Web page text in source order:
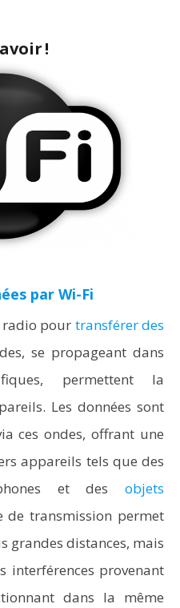
!
par Wi-Fi
radio pour transférer des
se propageant dans
permettent la
Les données sont
ces ondes, offrant une
appareils tels que des
et des objets
de transmission permet
grandes distances, mais
interférences provenant
dans la même